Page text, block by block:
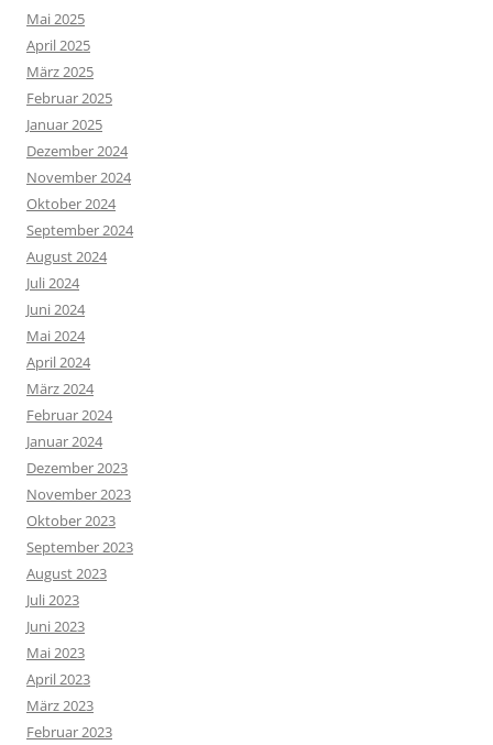
Mai 2025
April 2025
März 2025
Februar 2025
Januar 2025
Dezember 2024
November 2024
Oktober 2024
September 2024
August 2024
Juli 2024
Juni 2024
Mai 2024
April 2024
März 2024
Februar 2024
Januar 2024
Dezember 2023
November 2023
Oktober 2023
September 2023
August 2023
Juli 2023
Juni 2023
Mai 2023
April 2023
März 2023
Februar 2023